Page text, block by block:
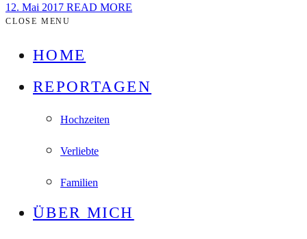
12. Mai 2017 READ MORE
CLOSE MENU
HOME
REPORTAGEN
Hochzeiten
Verliebte
Familien
ÜBER MICH